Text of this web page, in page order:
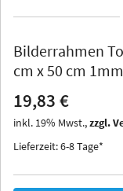
Iowa
Bilderrahmen
cm x 50 cm
19,83 €
inkl. 19% Mwst.,zzgl.
Lieferzeit: 6-8 Tage*